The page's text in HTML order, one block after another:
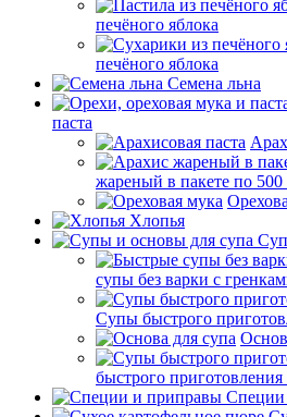
печёного яблока
печёного яблока
Семена льна
паста
жареный в пакете по 500
Хлопья
супы без варки с
Супы быстрого
быстрого приготовления